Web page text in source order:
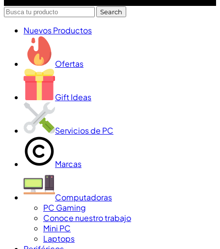
Search
Nuevos Productos
Ofertas
Gift Ideas
Servicios de PC
Marcas
Computadoras
PC Gaming
Conoce nuestro trabajo
Mini PC
Laptops